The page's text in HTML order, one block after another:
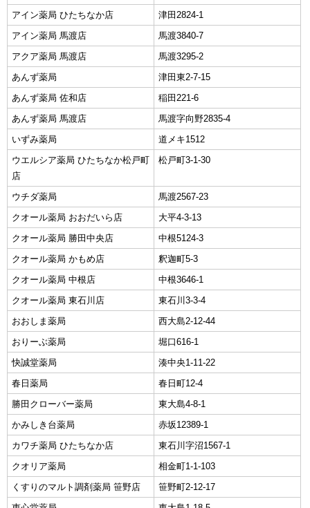
アイン薬局 ひたちなか店
津田2824-1
アイン薬局 馬渡店
馬渡3840-7
アクア薬局 馬渡店
馬渡3295-2
あんず薬局
津田東2-7-15
あんず薬局 佐和店
稲田221-6
あんず薬局 馬渡店
馬渡字向野2835-4
いずみ薬局
道メキ1512
ウエルシア薬局 ひたちなか松戸町
店
松戸町3-1-30
ウチダ薬局
馬渡2567-23
クオール薬局 おおだいら店
大平4-3-13
クオール薬局 勝田中央店
中根5124-3
クオール薬局 かもめ店
釈迦町5-3
クオール薬局 中根店
中根3646-1
クオール薬局 東石川店
東石川3-3-4
おおしま薬局
西大島2-12-44
おりーぶ薬局
堀口616-1
快誠堂薬局
湊中央1-11-22
春日薬局
春日町12-4
勝田クローバー薬局
東大島4-8-1
かみしき台薬局
赤坂12389-1
カワチ薬局 ひたちなか店
東石川字沼1567-1
クオリア薬局
相金町1-1-103
くすりのマルト調剤薬局 笹野店
笹野町2-12-17